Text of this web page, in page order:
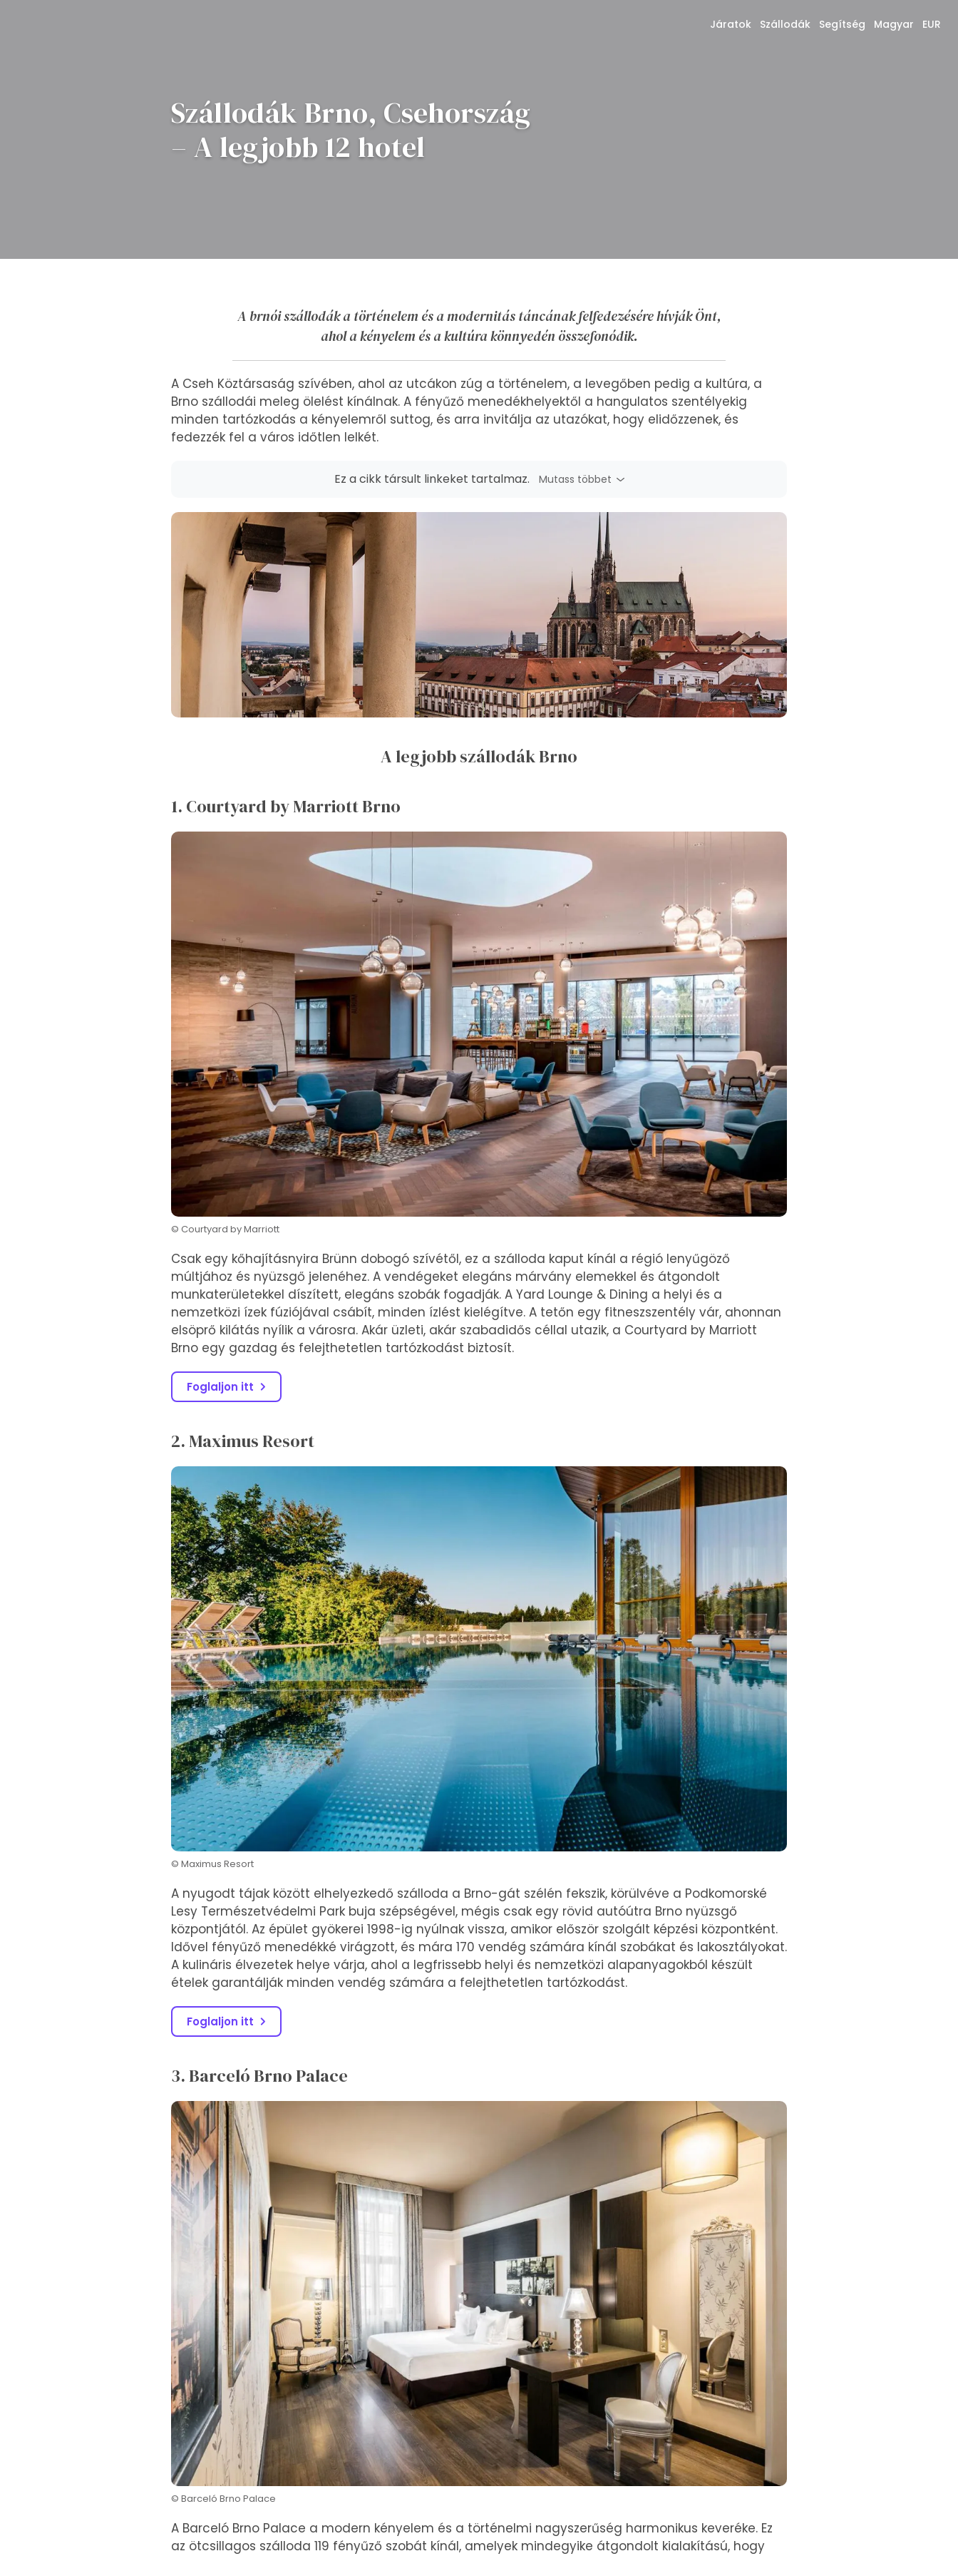
Járatok Szállodák Segítség Magyar EUR
Szállodák Brno, Csehország
– A legjobb 12 hotel
A brnói szállodák a történelem és a modernitás táncának felfedezésére hívják Önt,
ahol a kényelem és a kultúra könnyedén összefonódik.
A Cseh Köztársaság szívében, ahol az utcákon zúg a történelem, a levegőben pedig a kultúra, a
Brno szállodái meleg ölelést kínálnak. A fényűző menedékhelyektől a hangulatos szentélyekig
minden tartózkodás a kényelemről suttog, és arra invitálja az utazókat, hogy elidőzzenek, és
fedezzék fel a város időtlen lelkét.
Ez a cikk társult linkeket tartalmaz. Mutass többet
A legjobb szállodák Brno
1. Courtyard by Marriott Brno
© Courtyard by Marriott
Csak egy kőhajításnyira Brünn dobogó szívétől, ez a szálloda kaput kínál a régió lenyűgöző
múltjához és nyüzsgő jelenéhez. A vendégeket elegáns márvány elemekkel és átgondolt
munkaterületekkel díszített, elegáns szobák fogadják. A Yard Lounge & Dining a helyi és a
nemzetközi ízek fúziójával csábít, minden ízlést kielégítve. A tetőn egy fitneszszentély vár, ahonnan
elsöprő kilátás nyílik a városra. Akár üzleti, akár szabadidős céllal utazik, a Courtyard by Marriott
Brno egy gazdag és felejthetetlen tartózkodást biztosít.
Foglaljon itt
2. Maximus Resort
© Maximus Resort
A nyugodt tájak között elhelyezkedő szálloda a Brno-gát szélén fekszik, körülvéve a Podkomorské
Lesy Természetvédelmi Park buja szépségével, mégis csak egy rövid autóútra Brno nyüzsgő
központjától. Az épület gyökerei 1998-ig nyúlnak vissza, amikor először szolgált képzési központként.
Idővel fényűző menedékké virágzott, és mára 170 vendég számára kínál szobákat és lakosztályokat.
A kulináris élvezetek helye várja, ahol a legfrissebb helyi és nemzetközi alapanyagokból készült
ételek garantálják minden vendég számára a felejthetetlen tartózkodást.
Foglaljon itt
3. Barceló Brno Palace
© Barceló Brno Palace
A Barceló Brno Palace a modern kényelem és a történelmi nagyszerűség harmonikus keveréke. Ez
az ötcsillagos szálloda 119 fényűző szobát kínál, amelyek mindegyike átgondolt kialakítású, hogy